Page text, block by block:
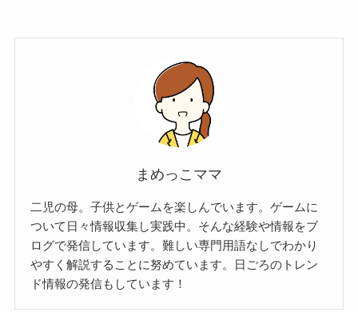
まめっこママ
二児の母。子供とゲームを楽しんでいます。ゲームに
ついて日々情報収集し実践中。そんな経験や情報をブ
ログで発信しています。難しい専門用語なしでわかり
やすく解説することに努めています。日ごろのトレン
ド情報の発信もしています！